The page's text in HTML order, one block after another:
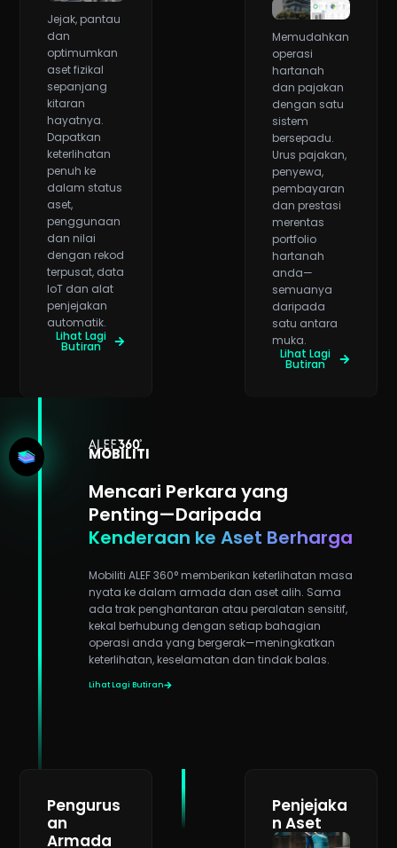
Jejak, pantau
dan
optimumkan
aset fizikal
sepanjang
kitaran
hayatnya.
Dapatkan
keterlihatan
penuh ke
dalam status
aset,
penggunaan
dan nilai
dengan rekod
terpusat, data
IoT dan alat
penjejakan
automatik.
Lihat Lagi
Butiran
Memudahkan
operasi
hartanah
dan pajakan
dengan satu
sistem
bersepadu.
Urus pajakan,
penyewa,
pembayaran
dan prestasi
merentas
portfolio
hartanah
anda—
semuanya
daripada
satu antara
muka.
Lihat Lagi
Butiran
MOBILITI
Mencari Perkara yang
Penting—Daripada
Kenderaan ke Aset Berharga
Mobiliti ALEF 360° memberikan keterlihatan masa
nyata ke dalam armada dan aset alih. Sama
ada trak penghantaran atau peralatan sensitif,
kekal berhubung dengan setiap bahagian
operasi anda yang bergerak—meningkatkan
keterlihatan, keselamatan dan tindak balas.
Lihat Lagi Butiran
Pengurus
an
Armada
Penjejaka
n Aset